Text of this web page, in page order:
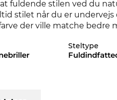
fuldende stilen ved du
stilet når du er
der ville matche
særligt til den der
Steltype